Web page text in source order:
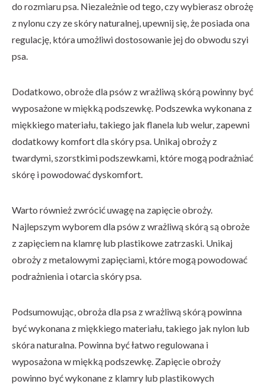
do rozmiaru psa. Niezależnie od tego, czy wybierasz obrożę
z nylonu czy ze skóry naturalnej, upewnij się, że posiada ona
regulację, która umożliwi dostosowanie jej do obwodu szyi
psa.
Dodatkowo, obroże dla psów z wrażliwą skórą powinny być
wyposażone w miękką podszewkę. Podszewka wykonana z
miękkiego materiału, takiego jak flanela lub welur, zapewni
dodatkowy komfort dla skóry psa. Unikaj obroży z
twardymi, szorstkimi podszewkami, które mogą podrażniać
skórę i powodować dyskomfort.
Warto również zwrócić uwagę na zapięcie obroży.
Najlepszym wyborem dla psów z wrażliwą skórą są obroże
z zapięciem na klamrę lub plastikowe zatrzaski. Unikaj
obroży z metalowymi zapięciami, które mogą powodować
podrażnienia i otarcia skóry psa.
Podsumowując, obroża dla psa z wrażliwą skórą powinna
być wykonana z miękkiego materiału, takiego jak nylon lub
skóra naturalna. Powinna być łatwo regulowana i
wyposażona w miękką podszewkę. Zapięcie obroży
powinno być wykonane z klamry lub plastikowych